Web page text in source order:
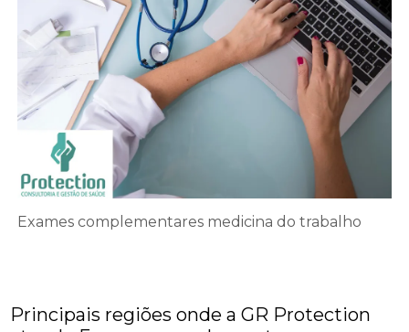
Exames complementares medicina do trabalho
Principais regiões onde a GR Protection